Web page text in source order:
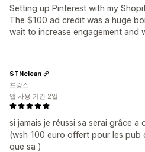
Setting up Pinterest with my
The $100 ad credit was a huge
wait to increase engagement and
si jamais je réussi sa serai grâce
(wsh 100 euro offert pour les pub
que sa )
STNclean
프랑스
앱 사용 기간 2일